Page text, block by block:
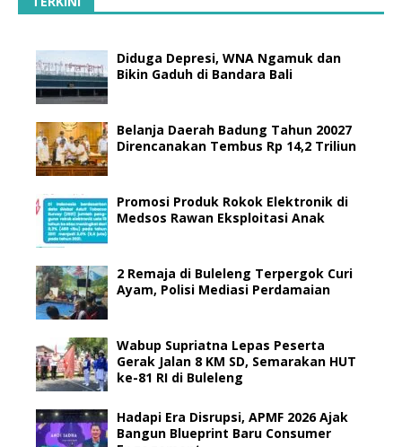
Diduga Depresi, WNA Ngamuk dan
Bikin Gaduh di Bandara Bali
Belanja Daerah Badung Tahun 20027
Direncanakan Tembus Rp 14,2 Triliun
Promosi Produk Rokok Elektronik di
Medsos Rawan Eksploitasi Anak
2 Remaja di Buleleng Terpergok Curi
Ayam, Polisi Mediasi Perdamaian
Wabup Supriatna Lepas Peserta
Gerak Jalan 8 KM SD, Semarakan HUT
ke-81 RI di Buleleng
Hadapi Era Disrupsi, APMF 2026 Ajak
Bangun Blueprint Baru Consumer